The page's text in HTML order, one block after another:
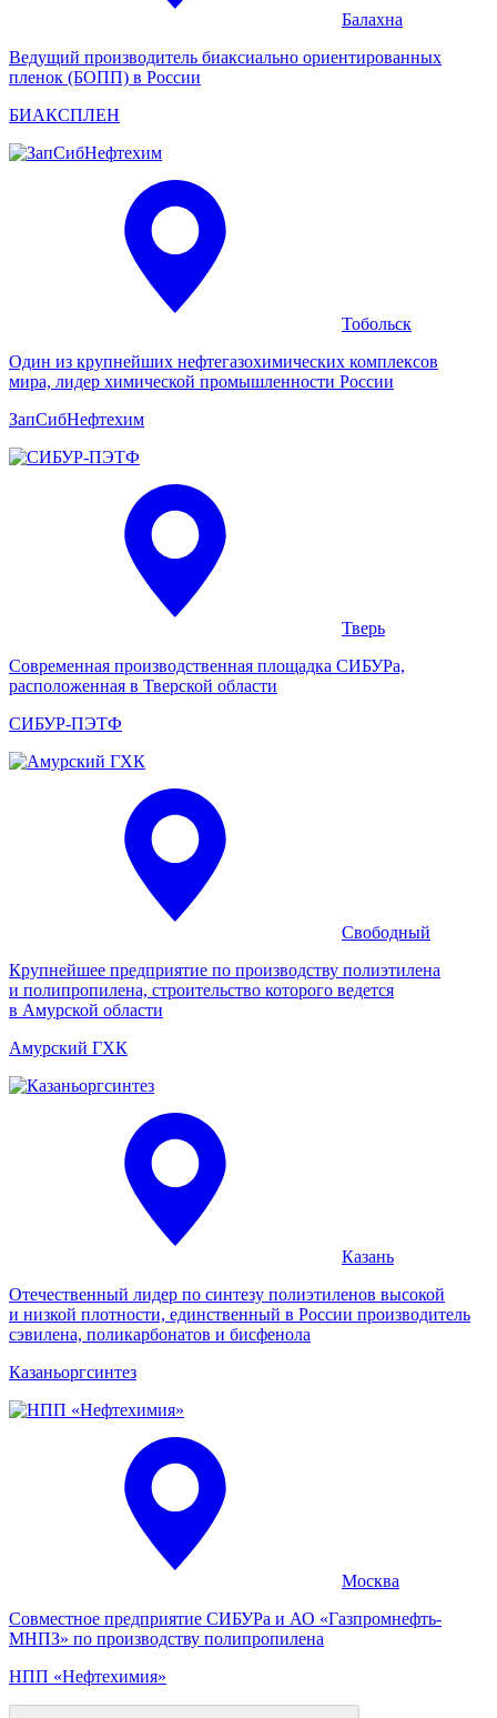
Балахна
Ведущий производитель биаксиально ориентированных
пленок (БОПП) в России
БИАКСПЛЕН
Тобольск
Один из крупнейших нефтегазохимических комплексов
мира, лидер химической промышленности России
ЗапСиб­Нефтехим
Тверь
Современная производственная площадка СИБУРа,
расположенная в Тверской области
СИБУР-ПЭТФ
Свободный
Крупнейшее предприятие по производству полиэтилена
и полипропилена, строительство которого ведется
в Амурской области
Амурский ГХК
Казань
Отечественный лидер по синтезу полиэтиленов высокой
и низкой плотности, единственный в России производитель
сэвилена, поликарбонатов и бисфенола
Казань­орг­синтез
Москва
Совместное предприятие СИБУРа и АО «Газпромнефть-
МНПЗ» по производству полипропилена
НПП «Нефтехимия»